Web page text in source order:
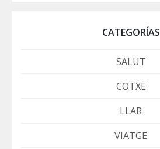
CATEGORÍAS
SALUT
COTXE
LLAR
VIATGE